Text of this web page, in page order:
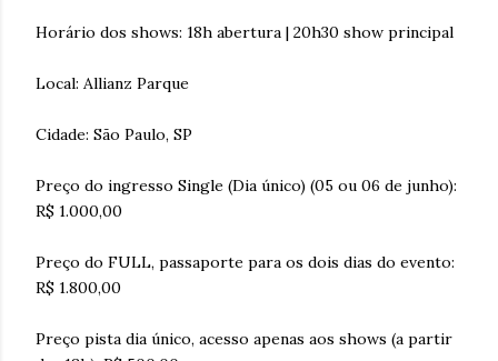
Horário dos shows: 18h abertura | 20h30 show principal
Local: Allianz Parque
Cidade: São Paulo, SP
Preço do ingresso Single (Dia único) (05 ou 06 de junho):
R$ 1.000,00
Preço do FULL, passaporte para os dois dias do evento:
R$ 1.800,00
Preço pista dia único, acesso apenas aos shows (a partir